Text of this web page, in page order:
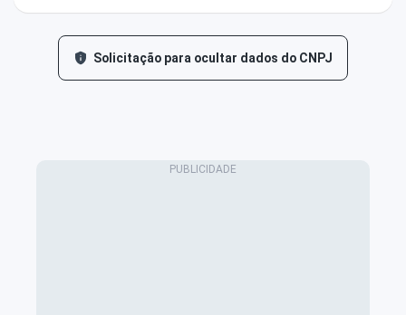
Solicitação para ocultar dados do CNPJ